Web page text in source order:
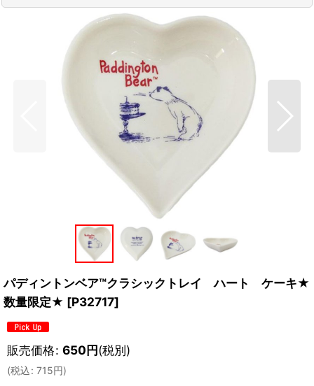
パディントンベア™クラシックトレイ ハート ケーキ★
数量限定★ [P32717]
販売価格: 650円(税別)
(税込: 715円)